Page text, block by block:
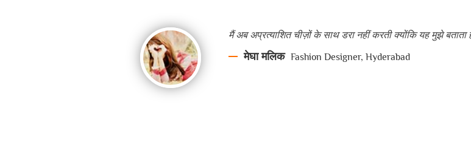
मैं अब अप्रत्याशित चीज़ों के साथ डरा नहीं करती क्योंकि यह मुझे बताता
मेघा मलिक Fashion Designer, Hyderabad